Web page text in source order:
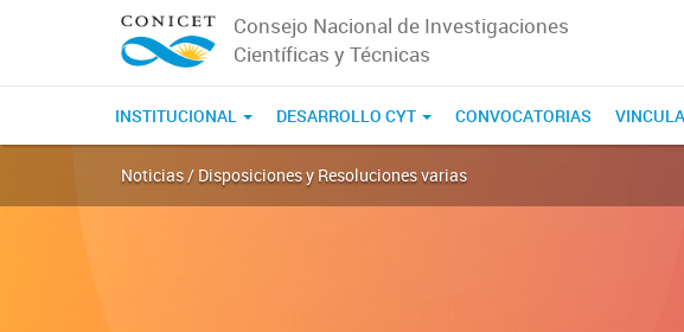
Consejo Nacional de Investigaciones
Científicas y Técnicas
INSTITUCIONAL DESARROLLO CYT CONVOCATORIAS
Noticias / Disposiciones y Resoluciones varias